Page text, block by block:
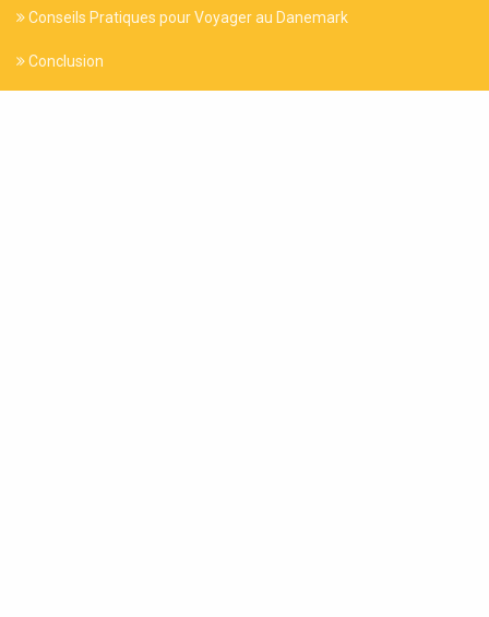
Conseils Pratiques pour Voyager au Danemark
Conclusion